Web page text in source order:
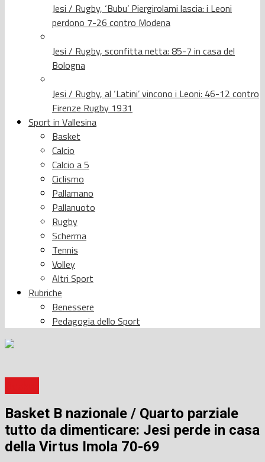
Jesi / Rugby, ‘Bubu’ Piergirolami lascia: i Leoni
perdono 7-26 contro Modena
Jesi / Rugby, sconfitta netta: 85-7 in casa del
Bologna
Jesi / Rugby, al ‘Latini’ vincono i Leoni: 46-12 contro
Firenze Rugby 1931
Sport in Vallesina
Basket
Calcio
Calcio a 5
Ciclismo
Pallamano
Pallanuoto
Rugby
Scherma
Tennis
Volley
Altri Sport
Rubriche
Benessere
Pedagogia dello Sport
Basket B nazionale / Quarto parziale
tutto da dimenticare: Jesi perde in casa
della Virtus Imola 70-69